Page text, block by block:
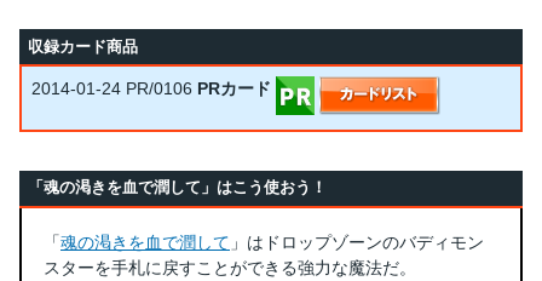
収録カード商品
2014-01-24 PR/0106 PRカード
「魂の渇きを血で潤して」はこう使おう！
「魂の渇きを血で潤して 」はドロップゾーンのバディモン
スターを手札に戻すことができる強力な魔法だ。